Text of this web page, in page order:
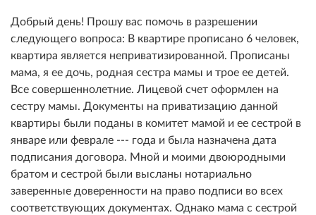
Добрый день! Прошу вас помочь в разрешении
следующего вопроса: В квартире прописано 6 человек,
квартира является неприватизированной. Прописаны
мама, я ее дочь, родная сестра мамы и трое ее детей.
Все совершеннолетние. Лицевой счет оформлен на
сестру мамы. Документы на приватизацию данной
квартиры были поданы в комитет мамой и ее сестрой в
январе или феврале --- года и была назначена дата
подписания договора. Мной и моими двоюродными
братом и сестрой были высланы нотариально
заверенные доверенности на право подписи во всех
соответствующих документах. Однако мама с сестрой